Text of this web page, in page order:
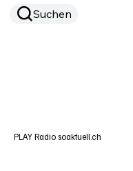
Suchen
PLAY Radio soaktuell.ch